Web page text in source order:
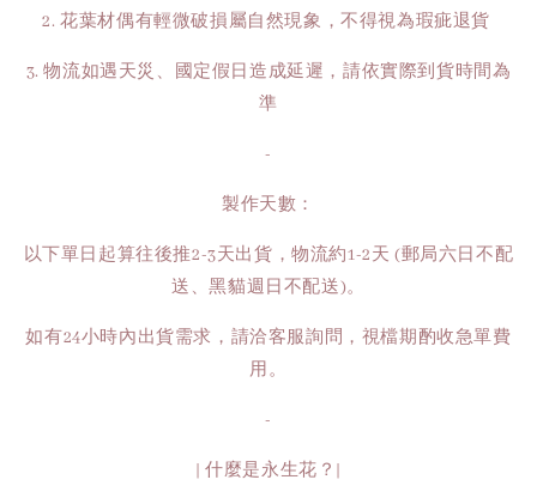
2. 花葉材偶有輕微破損屬自然現象，不得視為瑕疵退貨
3. 物流如遇天災、國定假日造成延遲，請依實際到貨時間為
準
-
製作天數：
以下單日起算往後推2-3天出貨，物流約1-2天 (郵局六日不配
送、黑貓週日不配送)。
如有24小時內出貨需求，請洽客服詢問，視檔期酌收急單費
用。
-
| 什麼是永生花？|